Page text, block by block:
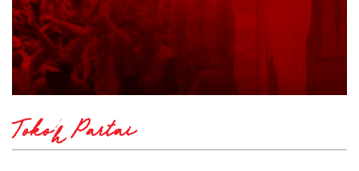
Tokoh Partai